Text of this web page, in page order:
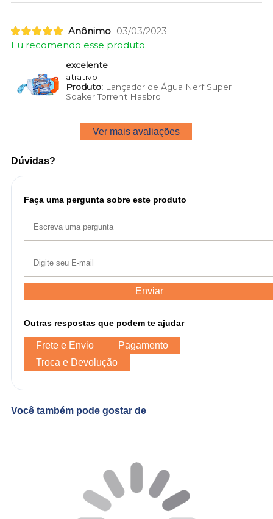
Anônimo 03/03/2023
Eu recomendo esse produto.
excelente
atrativo
Produto:Lançador de Água Nerf Super
Soaker Torrent Hasbro
Ver mais avaliações
Dúvidas?
Faça uma pergunta sobre este produto
Enviar
Outras respostas que podem te ajudar
Frete e Envio
Pagamento
Troca e Devolução
Você também pode gostar de